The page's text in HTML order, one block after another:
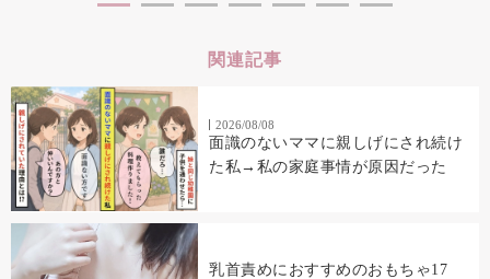
関連記事
2026/08/08
面識のないママに親しげにされ続け
た私→私の家庭事情が原因だった
乳首責めにおすすめのおもちゃ17